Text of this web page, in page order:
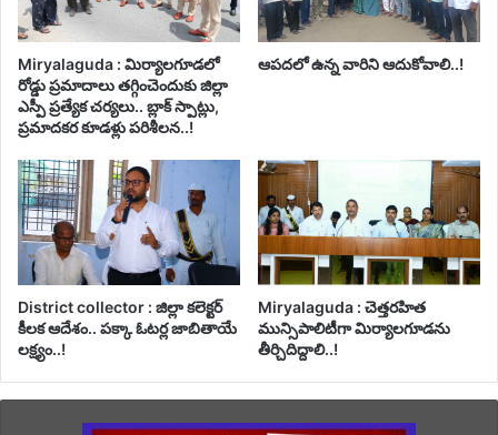
Miryalaguda : మిర్యాలగూడలో
రోడ్డు ప్రమాదాలు తగ్గించెందుకు జిల్లా
ఎస్పీ ప్రత్యేక చర్యలు.. బ్లాక్ స్పాట్లు,
ప్రమాదకర కూడళ్లు పరిశీలన..!
ఆపదలో ఉన్న వారిని ఆదుకోవాలి..!
District collector : జిల్లా కలెక్టర్
కీలక ఆదేశం.. పక్కా ఓటర్ల జాబితాయే
లక్ష్యం..!
Miryalaguda : చెత్తరహిత
మున్సిపాలిటీగా మిర్యాలగూడను
తీర్చిదిద్దాలి..!